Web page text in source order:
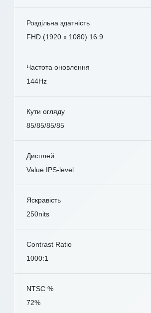
Роздільна здатність
FHD (1920 x 1080) 16:9
Частота оновлення
144Hz
Кути огляду
85/85/85/85
Дисплей
Value IPS-level
Яскравість
250nits
Contrast Ratio
1000:1
NTSC %
72%